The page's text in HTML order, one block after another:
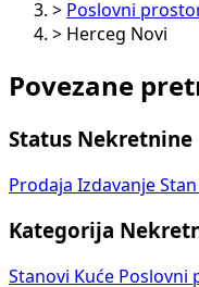
> Poslovni
> Herceg Novi
Povezane
Status Nekretnine
Prodaja Izdavanje
Kategorija
Stanovi Kuće Poslovni